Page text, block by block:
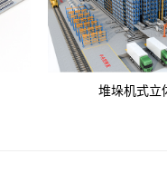
堆垛机式立